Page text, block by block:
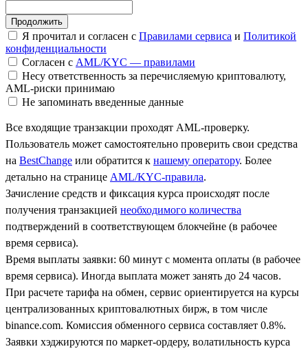
Я прочитал и согласен с Правилами сервиса и Политикой
конфиденциальности
Согласен с AML/KYC — правилами
Несу ответственность за перечисляемую криптовалюту,
AML-риски принимаю
Не запоминать введенные данные
Все входящие транзакции проходят AML-проверку.
Пользователь может самостоятельно проверить свои средства
на BestChange или обратится к нашему оператору. Более
детально на странице AML/KYC-правила.
Зачисление средств и фиксация курса происходят после
получения транзакцией необходимого количества
подтверждений в соответствующем блокчейне (в рабочее
время сервиса).
Время выплаты заявки: 60 минут с момента оплаты (в рабочее
время сервиса). Иногда выплата может занять до 24 часов.
При расчете тарифа на обмен, сервис ориентируется на курсы
централизованных криптовалютных бирж, в том числе
binance.com. Комиссия обменного сервиса составляет 0.8%.
Заявки хэджируются по маркет-ордеру, волатильность курса